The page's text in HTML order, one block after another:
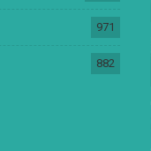
971
882